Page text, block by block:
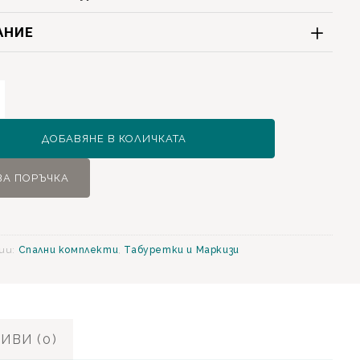
ДОБАВЯНЕ В КОЛИЧКАТА
ПОРЪЧКА
Спални комплекти Табуретки и Маркизи
(0)